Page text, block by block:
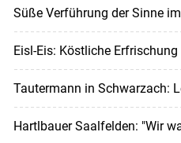
Süße Verführung der Sinne
Eisl-Eis: Köstliche
Tautermann in Schwarzach:
Hartlbauer Saalfelden: "Wir